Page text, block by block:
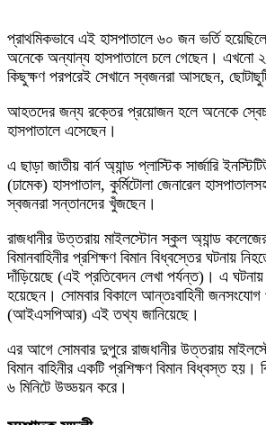
প্রাথমিকভাবে এই হাসপাতালে ৬০ জন ভর্তি
অনেকে অন্যান্য হাসপাতালে চলে গেছেন। এখনো
কিছুক্ষণ পরপরেই সেখানে স্বজনরা আসছেন,
আহতদের জন্য রক্তের প্রয়োজন হলে অনেকে
হাসপাতালে এসেছেন।
এ ছাড়া জাতীয় বার্ন অ্যান্ড প্লাস্টিক সার্জারি
(ঢামেক) হাসপাতাল, কুর্মিটোলা জেনারেল
স্বজনরা সন্তানদের খুঁজছেন।
রাজধানীর উত্তরায় মাইলস্টোন স্কুল অ্যান্ড
বিমানবাহিনীর প্রশিক্ষণ বিমান বিধ্বস্তের ঘটনায়
দাঁড়িয়েছে (এই প্রতিবেদন লেখা পর্যন্ত)। এ
হয়েছেন। সোমবার বিকালে আন্তঃবাহিনী
(আইএসপিআর) এই তথ্য জানিয়েছে।
এর আগে সোমবার দুপুরে রাজধানীর উত্তরায়
বিমান বাহিনীর একটি প্রশিক্ষণ বিমান বিধ্বস্ত হয়।
৬ মিনিটে উড্ডয়ন করে।